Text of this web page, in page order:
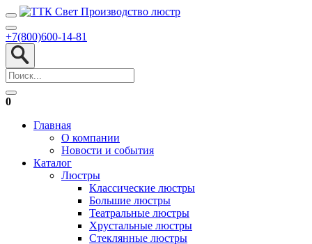
+7(800)600-14-81
0
Главная
О компании
Новости и события
Каталог
Люстры
Классические люстры
Большие люстры
Театральные люстры
Хрустальные люстры
Стеклянные люстры